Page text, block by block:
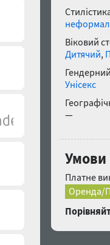
Віковий
Дитячий,
Унісекс
—
Умови
Платне
Оренда/